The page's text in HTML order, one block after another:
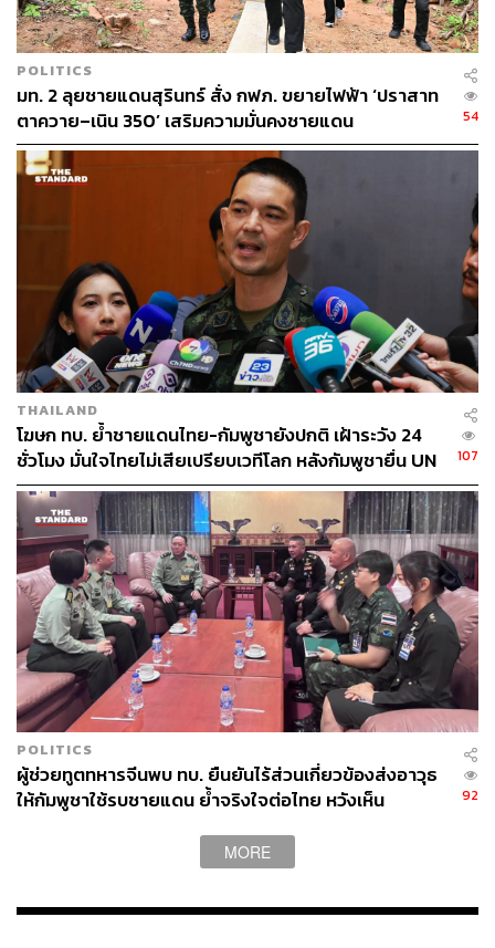
POLITICS
มท. 2 ลุยชายแดนสุรินทร์ สั่ง กฟภ. ขยายไฟฟ้า ‘ปราสาท
ตาควาย–เนิน 350’ เสริมความมั่นคงชายแดน
54
THAILAND
โฆษก ทบ. ย้ำชายแดนไทย-กัมพูชายังปกติ เฝ้าระวัง 24
ชั่วโมง มั่นใจไทยไม่เสียเปรียบเวทีโลก หลังกัมพูชายื่น UN
รับรอง MOU43
107
POLITICS
ผู้ช่วยทูตทหารจีนพบ ทบ. ยืนยันไร้ส่วนเกี่ยวข้องส่งอาวุธ
ให้กัมพูชาใช้รบชายแดน ย้ำจริงใจต่อไทย หวังเห็น
92
MORE